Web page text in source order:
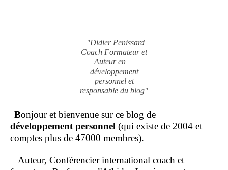
"Didier Penissard
Coach Formateur et
Auteur en
développement
personnel et
responsable du blog"
Bonjour et bienvenue sur ce blog de
développement personnel (qui existe de 2004 et
comptes plus de 47000 membres).
Auteur, Conférencier international coach et